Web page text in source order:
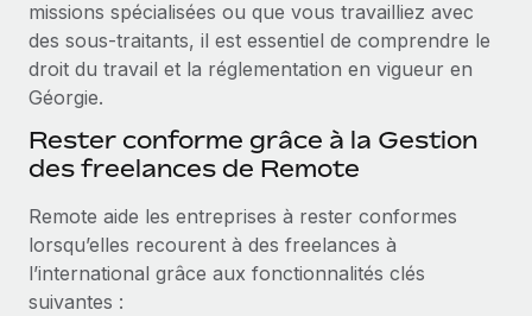
Recevez des conseils d’experts sur les RH à
l’international et la conformité
Contrôles d’antécédents
Simplifiez vos processus de présélection des
candidats
Remote Watchtower
Gardez un temps d’avance sur les risques en
matière de conformité
Remote Build
Bientôt disponible
Conseil en intégrations et automatisations assistées par
l’IA
ÉTUDES DE CAS
Centre de ressources
Obtenir de l’aide
Voir toutes les ressources
BLOG
Paie multipays
EOR et PEO
missions spécialisées ou que vous travailliez avec
des sous‑traitants, il est essentiel de comprendre le
droit du travail et la réglementation en vigueur en
Géorgie.
Rester conforme grâce à la Gestion
des freelances de Remote
Remote aide les entreprises à rester conformes
lorsqu’elles recourent à des freelances à
l’international grâce aux fonctionnalités clés
suivantes :